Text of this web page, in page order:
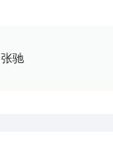
张驰